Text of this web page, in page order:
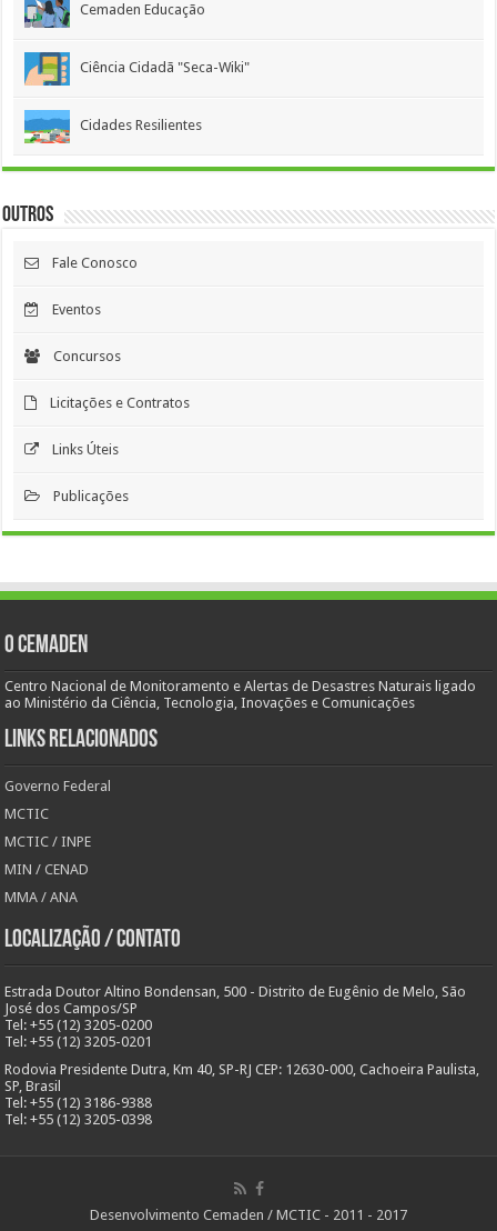
Cemaden Educação
Ciência Cidadã "Seca-Wiki"
Cidades Resilientes
Outros
Fale Conosco
Eventos
Concursos
Licitações e Contratos
Links Úteis
Publicações
O Cemaden
Centro Nacional de Monitoramento e Alertas de Desastres Naturais ligado
ao Ministério da Ciência, Tecnologia, Inovações e Comunicações
Links Relacionados
Governo Federal
MCTIC
MCTIC / INPE
MIN / CENAD
MMA / ANA
Localização / Contato
Estrada Doutor Altino Bondensan, 500 - Distrito de Eugênio de Melo, São
José dos Campos/SP
Tel: +55 (12) 3205-0200
Tel: +55 (12) 3205-0201
Rodovia Presidente Dutra, Km 40, SP-RJ CEP: 12630-000, Cachoeira Paulista,
SP, Brasil
Tel: +55 (12) 3186-9388
Tel: +55 (12) 3205-0398
Desenvolvimento Cemaden / MCTIC - 2011 - 2017